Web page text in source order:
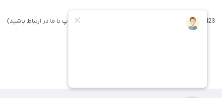
09371742423 (لطفا فقط پیامک داده و یا از طریق واتساپ با ما در ارتباط باشید)